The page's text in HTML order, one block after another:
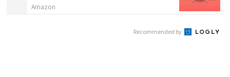
Amazon
Recommended by